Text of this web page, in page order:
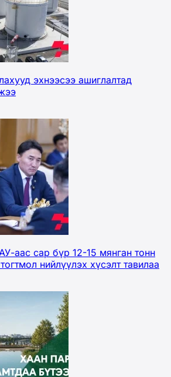
эхнээсээ ашиглалтад
аас сар бүр 12-15 мянган тонн
нийлүүлэх хүсэлт тавилаа